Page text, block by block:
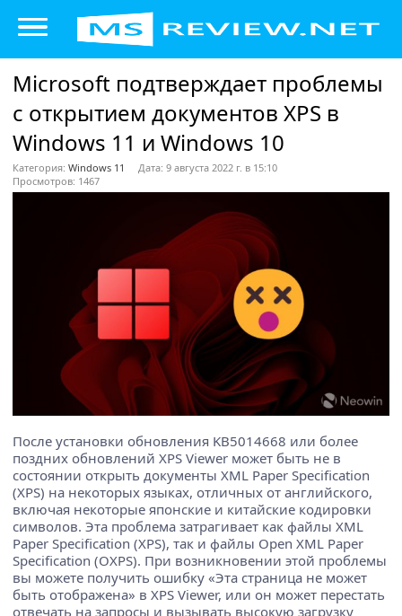
Microsoft подтверждает проблемы
с открытием документов XPS в
Windows 11 и Windows 10
Категория: Windows 11
Дата: 9 августа 2022 г. в 15:10
Просмотров: 1467
После установки обновления KB5014668 или более
поздних обновлений XPS Viewer может быть не в
состоянии открыть документы XML Paper Specification
(XPS) на некоторых языках, отличных от английского,
включая некоторые японские и китайские кодировки
символов. Эта проблема затрагивает как файлы XML
Paper Specification (XPS), так и файлы Open XML Paper
Specification (OXPS). При возникновении этой проблемы
вы можете получить ошибку «Эта страница не может
быть отображена» в XPS Viewer, или он может перестать
отвечать на запросы и вызывать высокую загрузку